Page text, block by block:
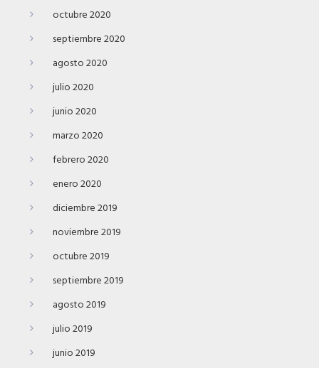
octubre 2020
septiembre 2020
agosto 2020
julio 2020
junio 2020
marzo 2020
febrero 2020
enero 2020
diciembre 2019
noviembre 2019
octubre 2019
septiembre 2019
agosto 2019
julio 2019
junio 2019